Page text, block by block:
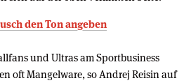
den Ton angeben
und Ultras am Sportbusiness
oft Mangelware, so Andrej Reisin auf